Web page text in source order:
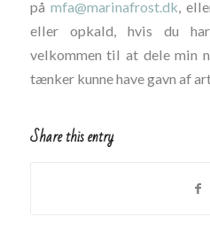
på mfa@marinafrost.dk,
eller opkald, hvis du
velkommen til at dele min
tænker kunne have gavn af
Share this entry